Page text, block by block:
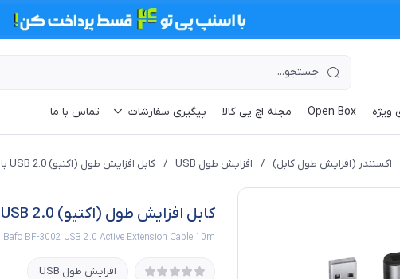
ویژه Open Box مجله اچ پی کالا پیگیری سفارشات تماس با ما
اکستندر (افزایش طول کابل) / افزایش طول USB / کابل افزایش طول (اکتیو) USB 2.0 بافو مدل BF-3002 طول 10 متر
کابل افزایش طول (اکتیو) USB 2.0 بافو مدل BF-3002 طول 10 متر
Bafo BF-3002 USB 2.0 Active Extension Cable 10m
افزایش طول USB